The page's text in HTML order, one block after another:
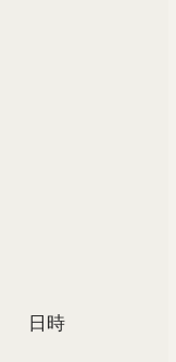
日時